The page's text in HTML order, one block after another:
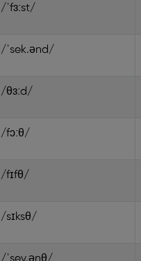
/ˈfɜːst/
/ˈsek.ənd/
/θɜːd/
/fɔːθ/
/fɪfθ/
/sɪksθ/
/ˈsev.ənθ/